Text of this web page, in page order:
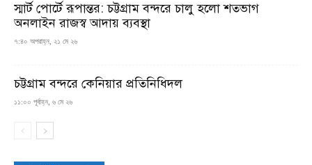
স্মার্ট পোর্টে রূপান্তর: চট্টগ্রাম বন্দরে চালু হলো শতভাগ
অনলাইন রাজস্ব আদায় ব্যবস্থা
৭:৪০ অপরাহ্ন, ২১ মে ২৬
চট্টগ্রাম বন্দরে কেনিয়ার প্রতিনিধিদল
১১:০০ পূর্বাহ্ন, ৬ মে ২৬